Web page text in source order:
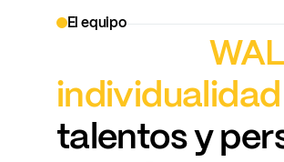
El equipo
individualidad
talentos y